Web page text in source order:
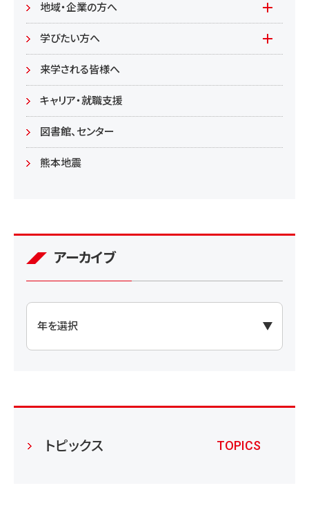
教育/学部・大学院
地域・企業の方へ
学びたい方へ(生涯学習)
学びたい方へ
学部
大学院
来学される皆様へ
キャリア・就職支援
図書館、センター
熊本地震
アーカイブ
トピックス TOPICS